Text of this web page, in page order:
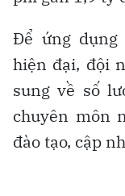
Để ứng dụng
hiện đại, đội
sung về số
chuyên môn
đào tạo, cập